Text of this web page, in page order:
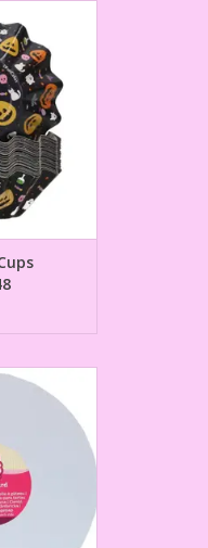
Halloween
cm Wit